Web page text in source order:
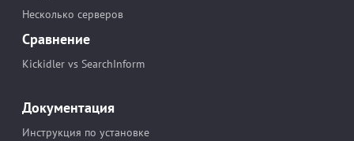
Несколько серверов
Сравнение
Kickidler vs SearchInform
Документация
Инструкция по установке